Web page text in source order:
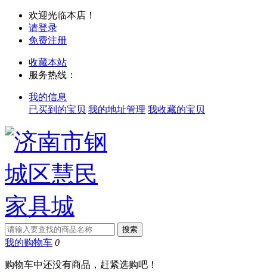
欢迎光临本店！
请登录
免费注册
收藏本站
服务热线：
我的信息
已买到的宝贝 我的地址管理 我收藏的宝贝
我的购物车 0
购物车中还没有商品，赶紧选购吧！